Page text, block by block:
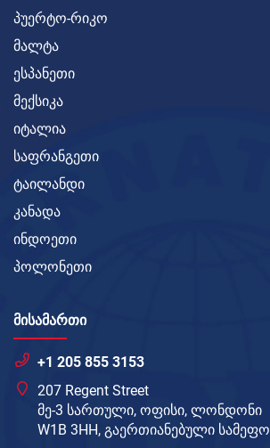
პუერტო-რიკო
მალტა
ესპანეთი
მექსიკა
იტალია
საფრანგეთი
ტაილანდი
კანადა
ინდოეთი
პოლონეთი
ᲛᲘᲡᲐᲛᲐᲠᲗᲘ
+1 205 855 3153
207 Regent Street
მე-3 სართული, ოფისი, ლონდონი
W1B 3HH, გაერთიანებული სამეფო